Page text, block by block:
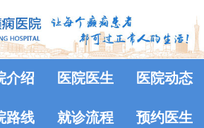
介绍 医院医生 医院动态
路线 就诊流程 预约医生